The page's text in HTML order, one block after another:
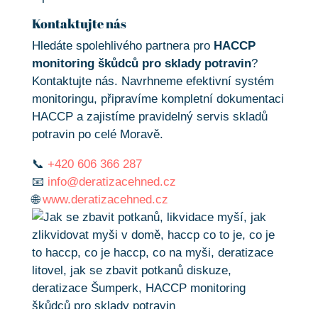
Kontaktujte nás
Hledáte spolehlivého partnera pro HACCP
monitoring škůdců pro sklady potravin?
Kontaktujte nás. Navrhneme efektivní systém
monitoringu, připravíme kompletní dokumentaci
HACCP a zajistíme pravidelný servis skladů
potravin po celé Moravě.
📞 +420 606 366 287
📧 info@deratizacehned.cz
🌐www.deratizacehned.cz